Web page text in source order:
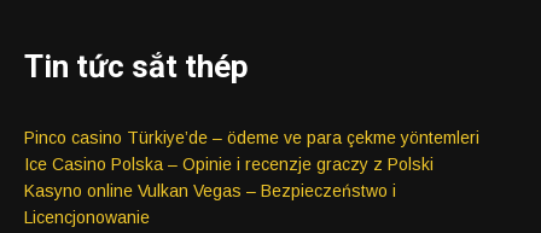
Tin tức sắt thép
Pinco casino Türkiye’de – ödeme ve para çekme yöntemleri
Ice Casino Polska – Opinie i recenzje graczy z Polski
Kasyno online Vulkan Vegas – Bezpieczeństwo i
Licencjonowanie